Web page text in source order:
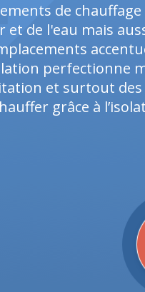
de
de l'eau mais
perfectionne
et surtout
grâce à